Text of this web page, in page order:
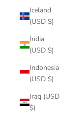
Iceland
(USD $)
India
(USD $)
Indonesia
(USD $)
Iraq (USD
$)